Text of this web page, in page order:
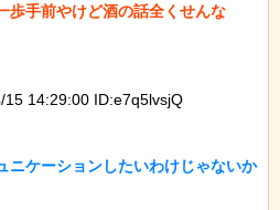
歩手前やけど酒の話全くせんな
15 14:29:00 ID:e7q5lvsjQ
ニケーションしたいわけじゃないか